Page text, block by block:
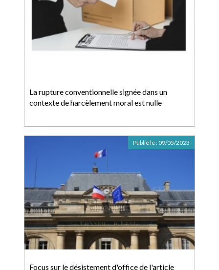
La rupture conventionnelle signée dans un
contexte de harcèlement moral est nulle
Focus sur le désistement d'office de l'article
Publié le : 09/05/2023